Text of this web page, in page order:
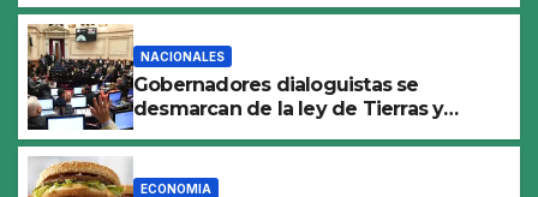
NACIONALES
Gobernadores dialoguistas se
desmarcan de la ley de Tierras y
ECONOMIA